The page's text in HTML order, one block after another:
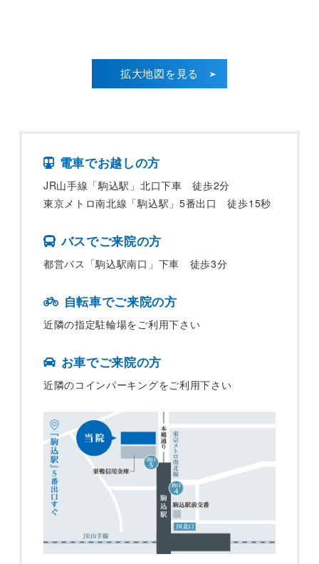
拡大地図を見る
電車でお越しの方
JR山手線「駒込駅」北口下車 徒歩2分
東京メトロ南北線「駒込駅」5番出口 徒歩15秒
バスでご来院の方
都営バス「駒込駅南口」下車 徒歩3分
自転車でご来院の方
近隣の指定駐輪場をご利用下さい
お車でご来院の方
近隣のコインパーキングをご利用下さい